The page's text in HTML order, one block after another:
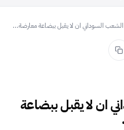
السوداني ان لا يقبل ببضاعة معارضة...
ان لا يقبل ببضاعة